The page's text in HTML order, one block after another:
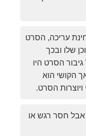
עריכה, הסרט
שלו ובכך
הסרט היו
הקושי הוא
הסרט.
חסר רגש או